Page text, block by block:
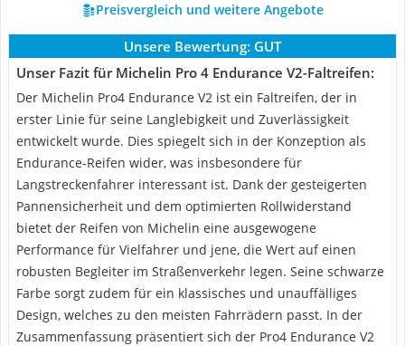
Preisvergleich und weitere Angebote
Unsere Bewertung: GUT
Unser Fazit für Michelin Pro 4 Endurance V2-Faltreifen:
Der Michelin Pro4 Endurance V2 ist ein Faltreifen, der in
erster Linie für seine Langlebigkeit und Zuverlässigkeit
entwickelt wurde. Dies spiegelt sich in der Konzeption als
Endurance-Reifen wider, was insbesondere für
Langstreckenfahrer interessant ist. Dank der gesteigerten
Pannensicherheit und dem optimierten Rollwiderstand
bietet der Reifen von Michelin eine ausgewogene
Performance für Vielfahrer und jene, die Wert auf einen
robusten Begleiter im Straßenverkehr legen. Seine schwarze
Farbe sorgt zudem für ein klassisches und unauffälliges
Design, welches zu den meisten Fahrrädern passt. In der
Zusammenfassung präsentiert sich der Pro4 Endurance V2